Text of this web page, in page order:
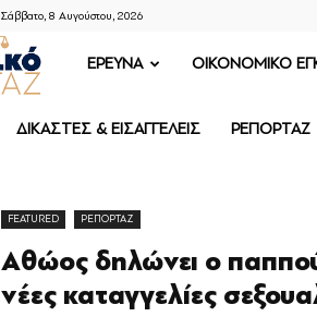
Σάββατο, 8 Αυγούστου, 2026
ΔΙΚΑΣΤΙΚΟ
ΡΕΠΟΡΤΑΖ
ΕΡΕΥΝΑ OIKONOMIKO
ΔΙΚΑΣΤΕΣ & ΕΙΣΑΓΓΕΛΕΙΣ ΡΕΠΟΡΤΑΖ
FEATURED ΡΕΠΟΡΤΑΖ
Αθώος δηλώνει ο
νέες καταγγελίες